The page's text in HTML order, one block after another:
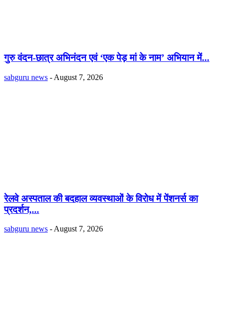
गुरु वंदन-छात्र अभिनंदन एवं ‘एक पेड़ मां के नाम’ अभियान में...
sabguru news - August 7, 2026
रेलवे अस्पताल की बदहाल व्यवस्थाओं के विरोध में पेंशनर्स का
प्रदर्शन,...
sabguru news - August 7, 2026